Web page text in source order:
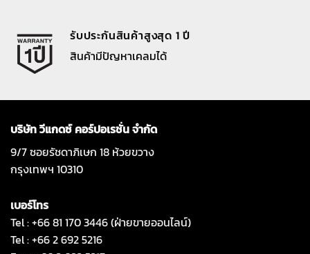
รับประกันสินค้าสูงสุด 1 ปี
สินค้ามีปัญหาเคลมได้
บริษัท วีแกดซ์ คอร์ปอเรชั่น จำกัด
9/7 ซอยรัชดาภิเษก 18 ห้วยขวาง
กรุงเทพฯ 10310
เบอร์โทร
Tel : +66 81 170 3446 (ฝ่ายขายออนไลน์)
Tel : +66 2 692 5216